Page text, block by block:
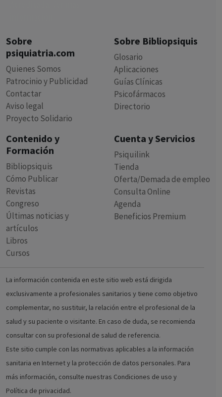
Sobre
psiquiatria.com
Quienes Somos
Patrocinio y Publicidad
Contactar
Aviso legal
Proyecto Solidario
Sobre Bibliopsiquis
Glosario
Aplicaciones
Guías Clínicas
Psicofármacos
Directorio
Contenido y
Formación
Bibliopsiquis
Cómo Publicar
Revistas
Congreso
Últimas noticias y
artículos
Libros
Cursos
Cuenta y Servicios
Psiquilink
Tienda
Oferta/Demada de empleo
Consulta Online
Agenda
Beneficios Premium
La información contenida en este sitio web está dirigida
exclusivamente a profesionales sanitarios y tiene como objetivo
complementar, no sustituir, la relación entre el profesional de la
salud y su paciente o visitante. En caso de duda, se recomienda
consultar con su profesional de salud de referencia.
Este sitio cumple con las normativas aplicables a la información
sanitaria en Internet y la protección de datos personales. Para
más información, consulte nuestras Condiciones de uso y
Política de privacidad.